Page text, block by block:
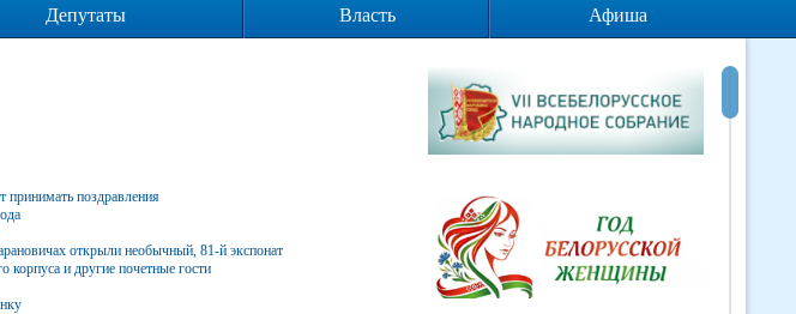
Депутаты Власть Афиша
принимать поздравления
открыли необычный, 81-й экспонат
корпуса и другие почетные гости